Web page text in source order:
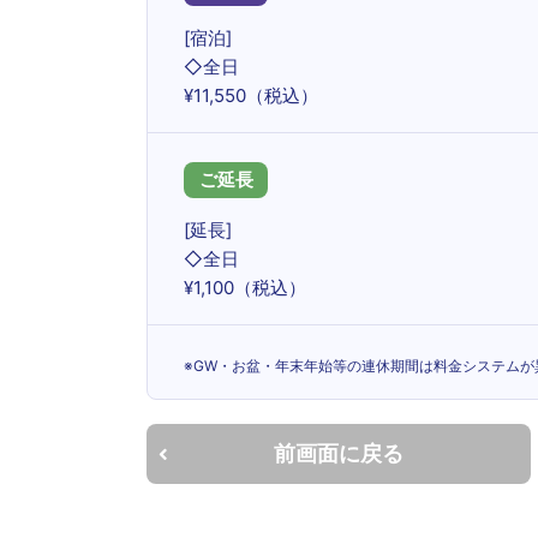
[宿泊]
◇全日
¥11,550（税込）
ご延長
[延長]
◇全日
¥1,100（税込）
※GW・お盆・年末年始等の連休期間は料金システムが
前画面に戻る